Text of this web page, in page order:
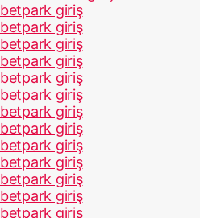
betpark giriş
betpark giriş
betpark giriş
betpark giriş
betpark giriş
betpark giriş
betpark giriş
betpark giriş
betpark giriş
betpark giriş
betpark giriş
betpark giriş
betpark giriş